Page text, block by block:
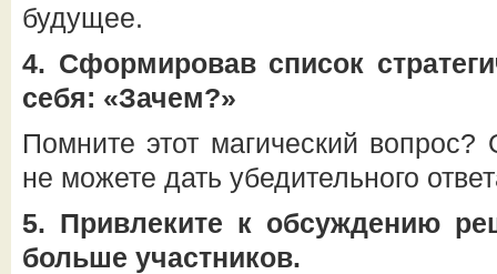
будущее.
4. Сформировав список
себя: «Зачем?»
Помните этот магический
не можете дать убедительного
5. Привлеките к обсуждению
больше участников.